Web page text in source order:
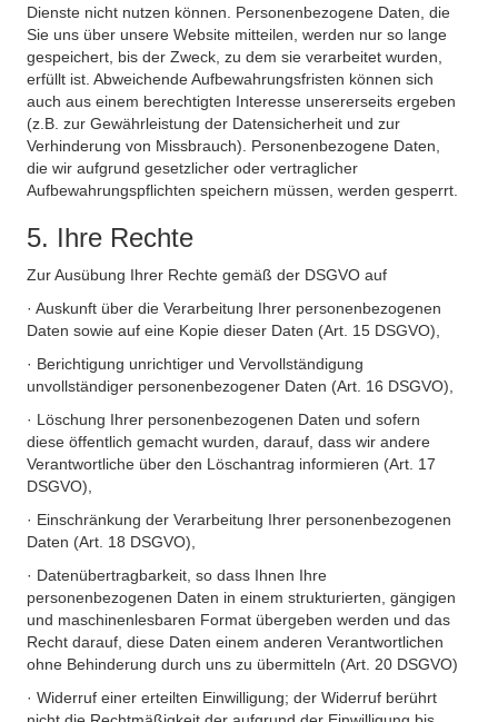
Dienste nicht nutzen können. Personenbezogene Daten, die
Sie uns über unsere Website mitteilen, werden nur so lange
gespeichert, bis der Zweck, zu dem sie verarbeitet wurden,
erfüllt ist. Abweichende Aufbewahrungsfristen können sich
auch aus einem berechtigten Interesse unsererseits ergeben
(z.B. zur Gewährleistung der Datensicherheit und zur
Verhinderung von Missbrauch). Personenbezogene Daten,
die wir aufgrund gesetzlicher oder vertraglicher
Aufbewahrungspflichten speichern müssen, werden gesperrt.
5. Ihre Rechte
Zur Ausübung Ihrer Rechte gemäß der DSGVO auf
· Auskunft über die Verarbeitung Ihrer personenbezogenen
Daten sowie auf eine Kopie dieser Daten (Art. 15 DSGVO),
· Berichtigung unrichtiger und Vervollständigung
unvollständiger personenbezogener Daten (Art. 16 DSGVO),
· Löschung Ihrer personenbezogenen Daten und sofern
diese öffentlich gemacht wurden, darauf, dass wir andere
Verantwortliche über den Löschantrag informieren (Art. 17
DSGVO),
· Einschränkung der Verarbeitung Ihrer personenbezogenen
Daten (Art. 18 DSGVO),
· Datenübertragbarkeit, so dass Ihnen Ihre
personenbezogenen Daten in einem strukturierten, gängigen
und maschinenlesbaren Format übergeben werden und das
Recht darauf, diese Daten einem anderen Verantwortlichen
ohne Behinderung durch uns zu übermitteln (Art. 20 DSGVO)
· Widerruf einer erteilten Einwilligung; der Widerruf berührt